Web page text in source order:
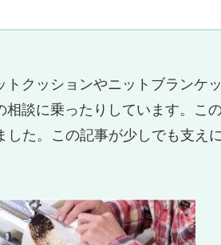
クッションやニットブランケ
談に乗ったりしています。こ
た。この記事が少しでも支え